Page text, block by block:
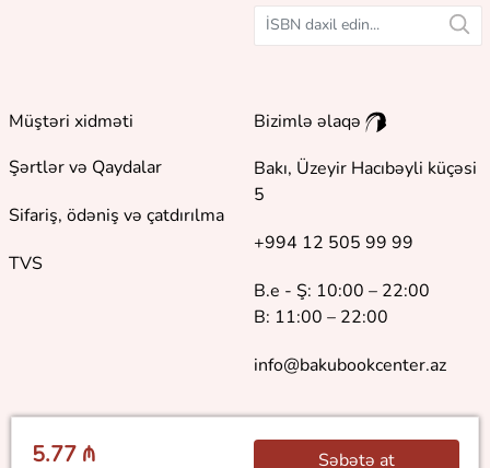
5.77 ₼ Səbətə at
Müştəri xidməti
Şərtlər və Qaydalar
Sifariş, ödəniş və çatdırılma
TVS
Bizimlə əlaqə
Bakı, Üzeyir Hacıbəyli küçəsi
5
+994 12 505 99 99
B.e - Ş: 10:00 – 22:00
B: 11:00 – 22:00
info@bakubookcenter.az